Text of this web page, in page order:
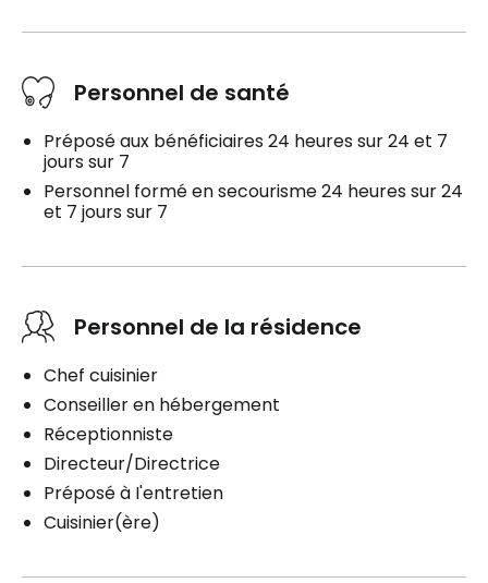
Personnel de santé
Préposé aux bénéficiaires 24 heures sur 24 et 7
jours sur 7
Personnel formé en secourisme 24 heures sur 24
et 7 jours sur 7
Personnel de la résidence
Chef cuisinier
Conseiller en hébergement
Réceptionniste
Directeur/Directrice
Préposé à I'entretien
Cuisinier(ère)